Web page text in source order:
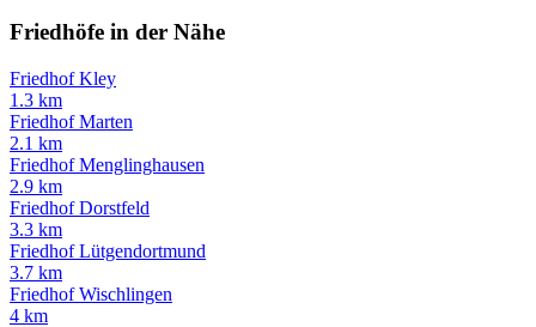
Friedhöfe in der Nähe
Friedhof Kley
1.3 km
Friedhof Marten
2.1 km
Friedhof Menglinghausen
2.9 km
Friedhof Dorstfeld
3.3 km
Friedhof Lütgendortmund
3.7 km
Friedhof Wischlingen
4 km